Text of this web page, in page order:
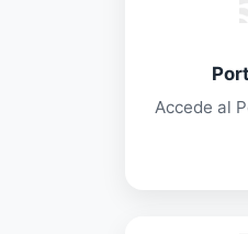
Accede al